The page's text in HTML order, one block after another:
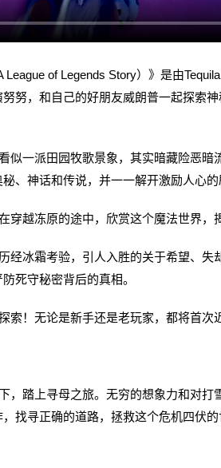
League of Legends Story）》是由
努，和自己的好朋友威朗普一起探索
一派田园牧歌景象，其实暗藏险恶暗
、神话和传说，并一一解开激励人心的
越冻原的途中，欣赏这个魔法世界，
冰霜考验，引人入胜的关于希望、失
死守秘密背后的真相。
！无论是新手还是老玩家，都将首次
踏上寻母之旅。无穷的想象力和对打
找寻正确的道路，拯救这个危机四伏的